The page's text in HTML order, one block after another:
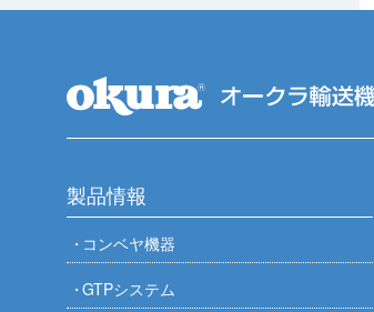
製品情報
コンベヤ機器
GTPシステム